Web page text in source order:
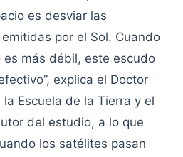
es desviar las
por el Sol. Cuando
es más débil, este escudo
explica el Doctor
Escuela de la Tierra y el
del estudio, a lo que
los satélites pasan